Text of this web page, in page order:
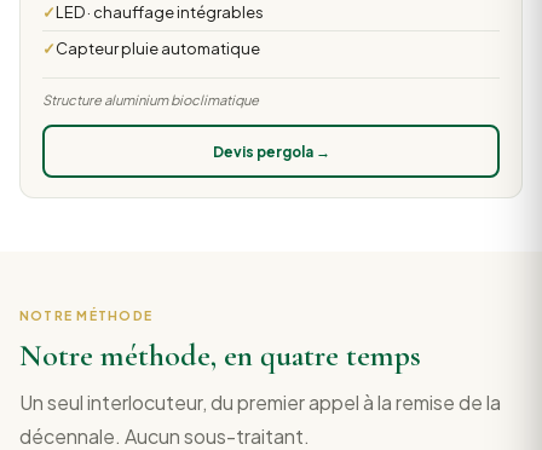
LED · chauffage intégrables
Capteur pluie automatique
Structure aluminium bioclimatique
Devis pergola →
NOTRE MÉTHODE
Notre méthode, en quatre temps
Un seul interlocuteur, du premier appel à la remise de la
décennale. Aucun sous-traitant.